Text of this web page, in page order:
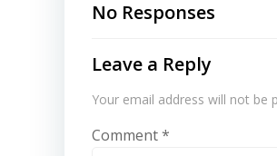
navigation
No Responses
Leave a Reply
Your email address will not be
Comment*